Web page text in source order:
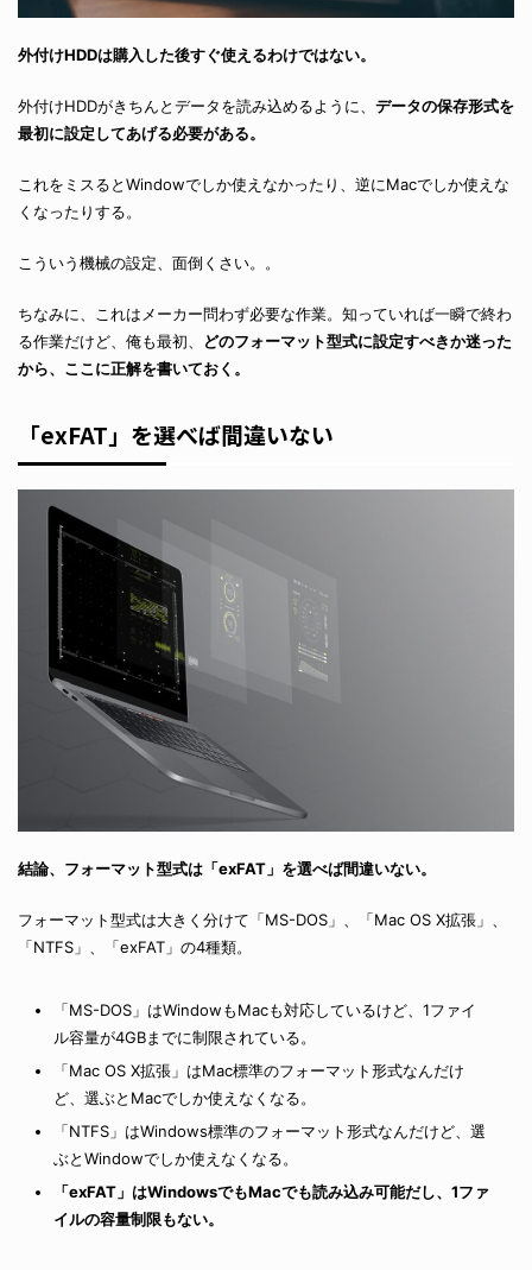
外付けHDDは購入した後すぐ使えるわけではない。
外付けHDDがきちんとデータを読み込めるように、 データの保存形式を
最初に設定してあげる必要がある。
これをミスるとWindowでしか使えなかったり、逆にMacでしか使えな
くなったりする。
こういう機械の設定、面倒くさい。。
ちなみに、これはメーカー問わず必要な作業。知っていれば一瞬で終わ
る作業だけど、俺も最初、
どのフォーマット型式に設定すべきか迷った
から、ここに正解を書いておく。
「exFAT」を選べば間違いない
結論、フォーマット型式は「exFAT」を選べば間違いない。
フォーマット型式は大きく分けて「MS-DOS」、「Mac OS X拡張」、
「NTFS」、「exFAT」の4種類。
「MS-DOS」はWindowもMacも対応しているけど、1ファイ
ル容量が4GBまでに制限されている。
「Mac OS X拡張」はMac標準のフォーマット形式なんだけ
ど、選ぶとMacでしか使えなくなる。
「NTFS」はWindows標準のフォーマット形式なんだけど、選
ぶとWindowでしか使えなくなる。
「exFAT」はWindowsでもMacでも読み込み可能だし、1ファ
イルの容量制限もない。